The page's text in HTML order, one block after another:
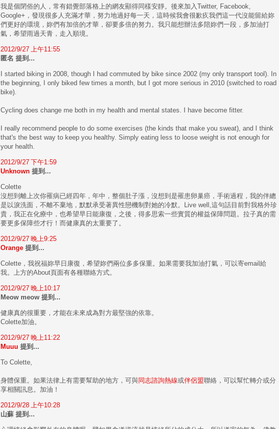
我是個閉俗的人，常有錯覺部落格上的網友顯得同樣安靜。後來加入Twitter, Facebook,
Google+，發現很多人充滿才華，努力地過好每一天，這時候我會很歉疚我們這一代沒能留給妳
們更好的環境，妳們有加倍的才華，卻要多倍的努力。我只能想辦法多陪妳們一段，多加油打
氣，希望雨過天青，走入順境。
2012/9/27 上午11:55
匿名 提到...
I started biking in 2008, though I had commuted by bike since 2002 (my only transport tool). In
the beginning, I only biked few times a month, but I got more serious in 2010 (switched to road
bike).
Cycling does change me both in my health and mental states. I have become fitter.
I really recommend people to do some exercises (the kinds that make you sweat), and I think
that's the best way to keep you healthy. Simply eating less to loose weight is not enough for
your health.
2012/9/27 下午1:59
Unknown 提到...
Colette
沒想到離上次你罹病已經四年，年中，整個肚子漲，沒想到是罹患卵巢癌，手術過程，我的伴總
是以淚洗面，不離不棄地，默默承受著異性戀機制對她的冷默。Live well,這句話目前對我格外珍
貴，我正在化療中，也希望早日能康復，之後，得多思索一些實質的權益保障問題。拉子真的需
要更多保障些才行！而健康真的太重要了。
2012/9/27 晚上9:25
Orange 提到...
Colette，我祝福妳早日康復，希望妳們兩位多多保重。如果需要我加油打氣，可以寄email給
我。上方的About頁面有各種聯絡方式。
2012/9/27 晚上10:17
Meow meow 提到...
健康真的很重要，才能在未來成為對方最堅強的依靠。
Colette加油。
2012/9/27 晚上11:22
Muuu 提到...
To Colette,
身體保重。如果法律上有需要幫助的地方，可與同志諮詢熱線或伴侶盟聯絡，可以幫忙轉介或分
享相關訊息。加油！
2012/9/28 上午10:28
山蘇 提到...